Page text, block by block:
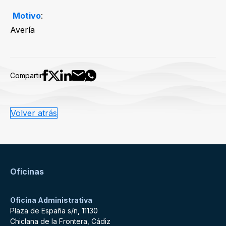
Motivo:
Avería
Compartir
Volver atrás
Oficinas
Oficina Administrativa
Plaza de España s/n, 11130
Chiclana de la Frontera, Cádiz